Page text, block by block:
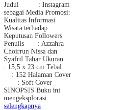
Judul : Instagram
sebagai Media Promosi:
Kualitas Informasi
Wisata terhadap
Keputusan Followers
Penulis : Azzahra
Choirrun Nissa dan
Syafril Tahar Ukuran
: 15,5 x 23 cm Tebal
: 152 Halaman Cover
: Soft Cover
SINOPSIS Buku ini
mengeksplorasi…
selengkapnya